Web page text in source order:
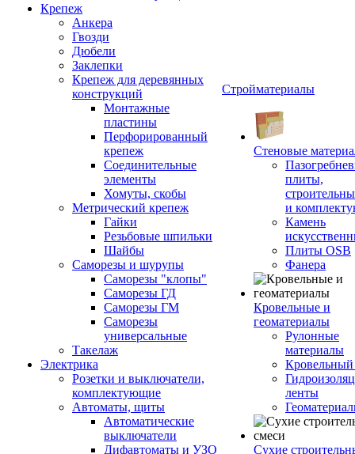
Крепеж
Анкера
Гвозди
Дюбели
Заклепки
Крепеж для деревянных
конструкций
Монтажные
пластины
Перфорированный
крепеж
Соединительные
элементы
Хомуты, скобы
Метрический крепеж
Гайки
Резьбовые шпильки
Шайбы
Саморезы и шурупы
Саморезы "клопы"
Саморезы ГД
Саморезы ГМ
Саморезы
универсальные
Такелаж
Электрика
Розетки и выключатели,
комплектующие
Автоматы, щиты
Автоматические
выключатели
Дифавтоматы и УЗО
Стройматериалы
Стеновые
плиты,
и
Камень
Плиты OSB
Фанера
Кровельные и
геоматериалы
Рулонные
материалы
ленты
Сухие